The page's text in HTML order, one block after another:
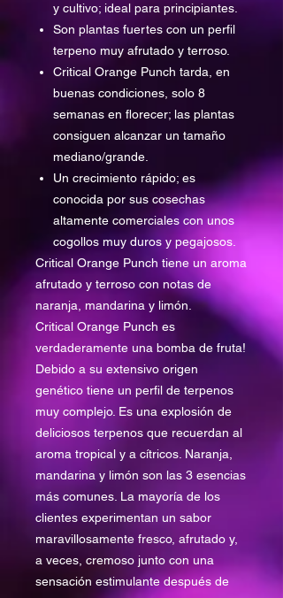
y cultivo; ideal para principiantes.
Son plantas fuertes con un perfil
terpeno muy afrutado y terroso.
Critical Orange Punch tarda, en
buenas condiciones, solo 8
semanas en florecer; las plantas
consiguen alcanzar un tamaño
mediano/grande.
Un crecimiento rápido; es
conocida por sus cosechas
altamente comerciales con unos
cogollos muy duros y pegajosos.
Critical Orange Punch tiene un aroma
afrutado y terroso con notas de
naranja, mandarina y limón.
Critical Orange Punch es
verdaderamente una bomba de fruta!
Debido a su extensivo origen
genético tiene un perfil de terpenos
muy complejo. Es una explosión de
deliciosos terpenos que recuerdan al
aroma tropical y a cítricos. Naranja,
mandarina y limón son las 3 esencias
más comunes. La mayoría de los
clientes experimentan un sabor
maravillosamente fresco, afrutado y,
a veces, cremoso junto con una
sensación estimulante después de